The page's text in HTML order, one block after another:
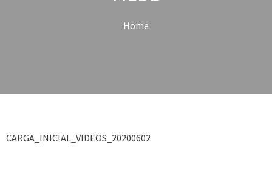
Home
CARGA_INICIAL_VIDEOS_20200602